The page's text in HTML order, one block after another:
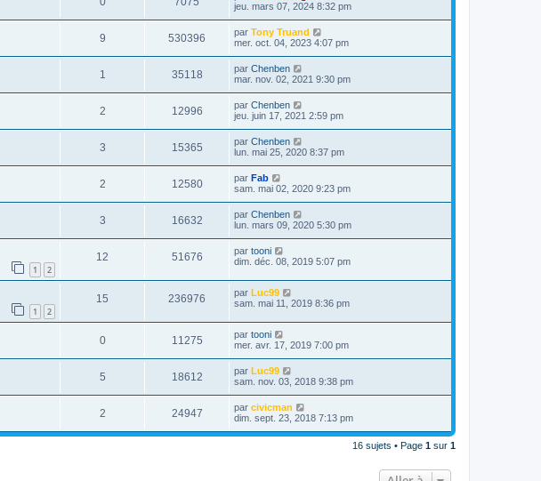
jeu. mars 07, 2024 8:32 pm
9 530396 par Tony Truand
mer. oct. 04, 2023 4:07 pm
1 35118 par Chenben
mar. nov. 02, 2021 9:30 pm
2 12996 par Chenben
jeu. juin 17, 2021 2:59 pm
3 15365 par Chenben
lun. mai 25, 2020 8:37 pm
2 12580 par Fab
sam. mai 02, 2020 9:23 pm
3 16632 par Chenben
lun. mars 09, 2020 5:30 pm
1 2
12 51676 par tooni
dim. déc. 08, 2019 5:07 pm
1 2
15 236976 par Luc99
sam. mai 11, 2019 8:36 pm
0 11275 par tooni
mer. avr. 17, 2019 7:00 pm
5 18612 par Luc99
sam. nov. 03, 2018 9:38 pm
2 24947 par civicman
dim. sept. 23, 2018 7:13 pm
16 sujets • Page 1 sur 1